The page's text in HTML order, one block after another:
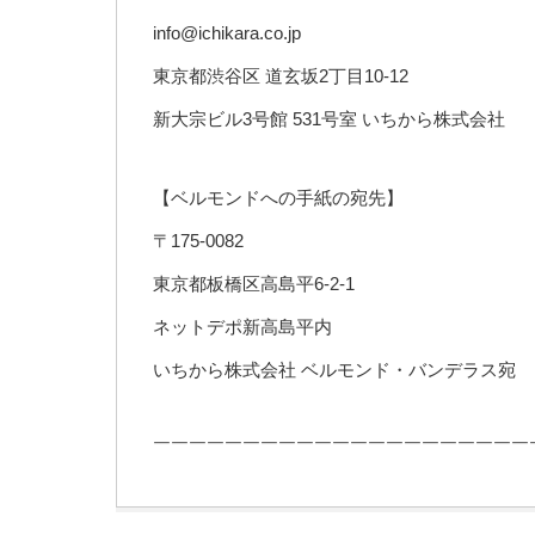
info@ichikara.co.jp
東京都渋谷区 道玄坂2丁目10-12
新大宗ビル3号館 531号室 いちから株式会社
【ベルモンドへの手紙の宛先】
〒175-0082
東京都板橋区高島平6-2-1
ネットデポ新高島平内
いちから株式会社 ベルモンド・バンデラス宛
￣￣￣￣￣￣￣￣￣￣￣￣￣￣￣￣￣￣￣￣￣